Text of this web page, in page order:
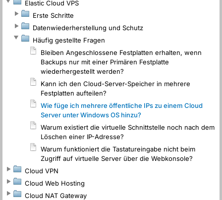
Elastic Cloud VPS
Erste Schritte
Datenwiederherstellung und Schutz
Häufig gestellte Fragen
Bleiben Angeschlossene Festplatten erhalten, wenn
Backups nur mit einer Primären Festplatte
wiederhergestellt werden?
Kann ich den Cloud-Server-Speicher in mehrere
Festplatten aufteilen?
Wie füge ich mehrere öffentliche IPs zu einem Cloud
Server unter Windows OS hinzu?
Warum existiert die virtuelle Schnittstelle noch nach dem
Löschen einer IP-Adresse?
Warum funktioniert die Tastatureingabe nicht beim
Zugriff auf virtuelle Server über die Webkonsole?
Cloud VPN
Cloud Web Hosting
Cloud NAT Gateway